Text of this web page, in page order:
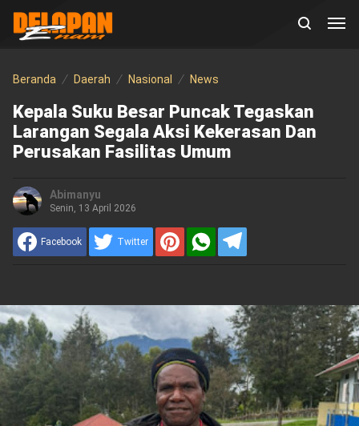
Beranda Daerah Nasional News
Kepala Suku Besar Puncak Tegaskan
Larangan Segala Aksi Kekerasan Dan
Perusakan Fasilitas Umum
Abimanyu
Senin, 13 April 2026
Facebook Twitter